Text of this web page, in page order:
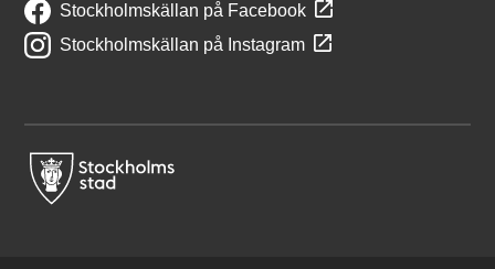
Stockholmskällan på Facebook
Stockholmskällan på Instagram